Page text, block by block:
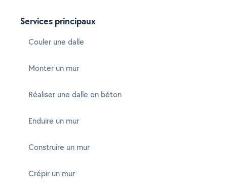
Services principaux
Couler une dalle
Monter un mur
Réaliser une dalle en béton
Enduire un mur
Construire un mur
Crépir un mur